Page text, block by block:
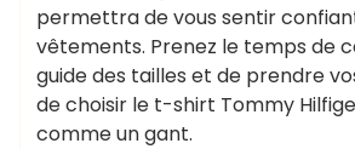
permettra de vous sentir
vêtements. Prenez le temps de
guide des tailles et de prendre
de choisir le t-shirt Tommy
comme un gant.